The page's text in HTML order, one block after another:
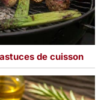
de cuisson